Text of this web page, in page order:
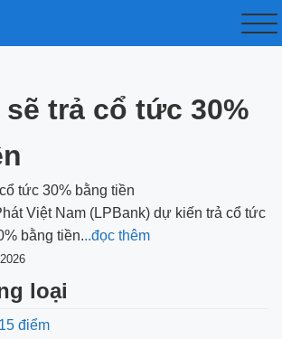
sẽ trả cổ tức 30%
Việt Nam (LPBank) dự kiến trả cổ tức
bằng tiền...đọc thêm
loại
điểm